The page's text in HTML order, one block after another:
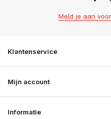
Meld je aan
Klantenservice
Mijn account
Informatie